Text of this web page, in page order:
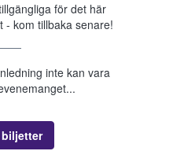
för det här
- kom tillbaka senare!
inte kan vara